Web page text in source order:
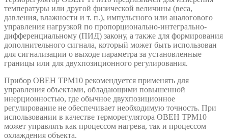
температуры или другой физической величины (веса,
давления, влажности и т. п.), импульсного или аналогового
управления нагрузкой по пропорционально-интегрально-
дифференциальному (ПИД) закону, а также для формирования
дополнительного сигнала, который может быть использован
для сигнализации о выходе параметра за установленные
границы или для двухпозиционного регулирования.
Прибор ОВЕН ТРМ10 рекомендуется применять для
управления объектами, обладающими повышенной
инерционностью, где обычное двухпозиционное
регулирование не обеспечивает необходимую точность. При
использовании в качестве терморегулятора ОВЕН ТРМ10
может управлять как процессом нагрева, так и процессом
охлаждения объекта.